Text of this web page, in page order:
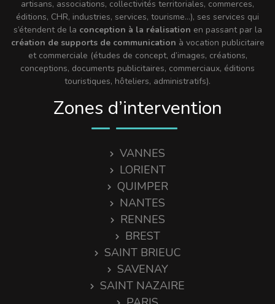
artisans, associations, collectivités territoriales, commerces,
éditions, CHR, industries, services, tourisme…), ses services qui
s’étendent de la conception à la réalisation en passant par la
création de supports de communication à vocation publicitaire
et commerciale (études de concept, d’images, créations,
conceptions, documents publicitaires, commerciaux, éditions
touristiques, hôteliers, administratifs).
Zones d’intervention
VANNES
LORIENT
QUIMPER
NANTES
RENNES
BREST
SAINT BRIEUC
SAVENAY
SAINT NAZAIRE